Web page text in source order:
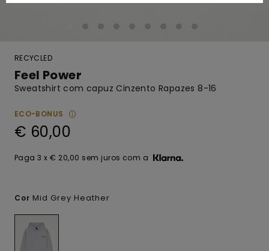
RECYCLED
Feel Power
Sweatshirt com capuz Cinzento Rapazes 8-16
ECO-BONUS
€ 60,00
Paga 3 x € 20,00 sem juros com a
Cor Mid Grey Heather